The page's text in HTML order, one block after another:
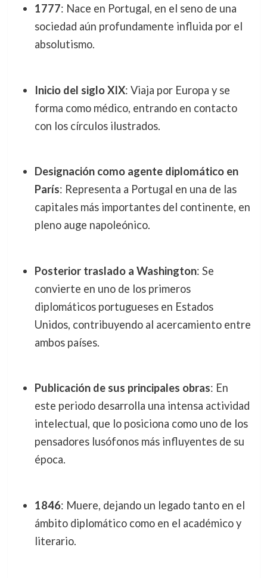
1777: Nace en Portugal, en el seno de una
sociedad aún profundamente influida por el
absolutismo.
Inicio del siglo XIX: Viaja por Europa y se
forma como médico, entrando en contacto
con los círculos ilustrados.
Designación como agente diplomático en
París: Representa a Portugal en una de las
capitales más importantes del continente, en
pleno auge napoleónico.
Posterior traslado a Washington: Se
convierte en uno de los primeros
diplomáticos portugueses en Estados
Unidos, contribuyendo al acercamiento entre
ambos países.
Publicación de sus principales obras: En
este periodo desarrolla una intensa actividad
intelectual, que lo posiciona como uno de los
pensadores lusófonos más influyentes de su
época.
1846: Muere, dejando un legado tanto en el
ámbito diplomático como en el académico y
literario.